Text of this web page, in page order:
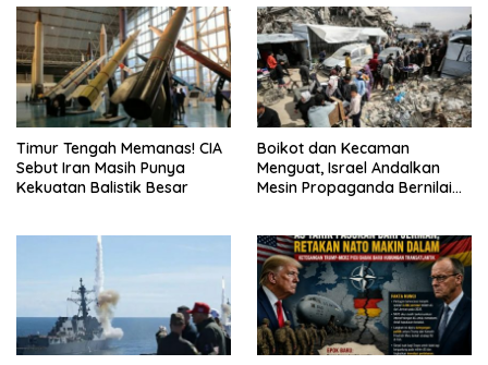
Timur Tengah Memanas! CIA
Sebut Iran Masih Punya
Kekuatan Balistik Besar
Boikot dan Kecaman
Menguat, Israel Andalkan
Mesin Propaganda Bernilai